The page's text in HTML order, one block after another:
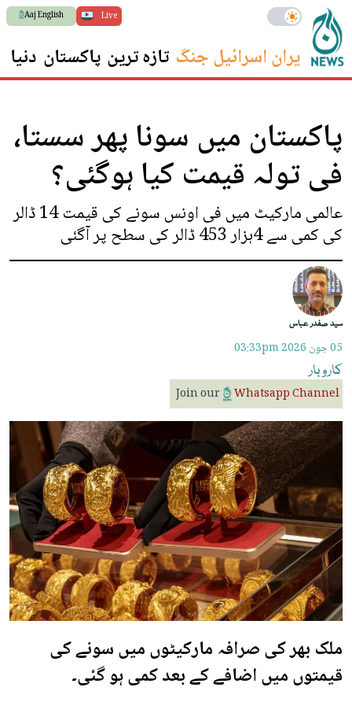
Live
Aaj English
ایران اسرائیل جنگ تازہ ترین پاکستان دنیا
پاکستان میں سونا پھر سستا،
فی تولہ قیمت کیا ہوگئی؟
عالمی مارکیٹ میں فی اونس سونے کی قیمت 14 ڈالر
کی کمی سے 4ہزار 453 ڈالر کی سطح پر آگئی
سید صفدر عباس
05 جون 2026 03:33pm
کاروبار
Join our Whatsapp Channel
ملک بھر کی صرافہ مارکیٹوں میں سونے کی
قیمتوں میں اضافے کے بعد کمی ہو گئی۔